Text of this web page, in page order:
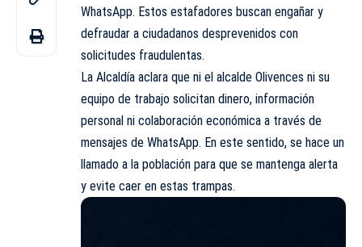
WhatsApp. Estos estafadores buscan engañar y
defraudar a ciudadanos desprevenidos con
solicitudes fraudulentas.
La Alcaldía aclara que ni el alcalde Olivences ni su
equipo de trabajo solicitan dinero, información
personal ni colaboración económica a través de
mensajes de WhatsApp. En este sentido, se hace un
llamado a la población para que se mantenga alerta
y evite caer en estas trampas.